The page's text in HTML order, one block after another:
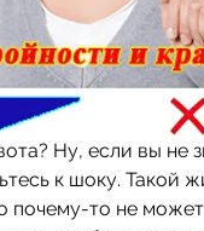
Ну, если вы не
к шоку. Такой
почему-то не